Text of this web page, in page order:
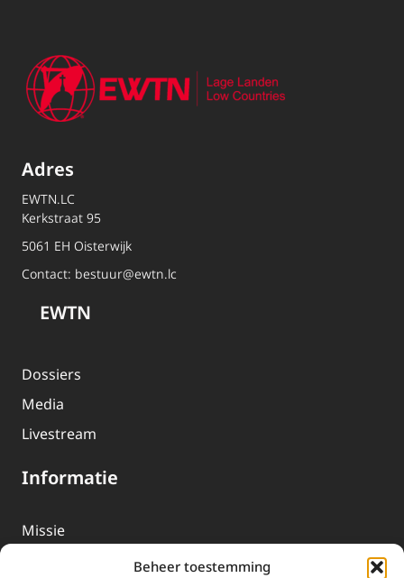
Beheer toestemming
Adres
EWTN.LC
Kerkstraat 95
5061 EH Oisterwijk
Contact: bestuur@ewtn.lc
EWTN
Dossiers
Media
Livestream
Informatie
Missie